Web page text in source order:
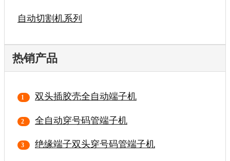
自动切割机系列
热销产品
双头插胶壳全自动端子机
全自动穿号码管端子机
绝缘端子双头穿号码管端子机